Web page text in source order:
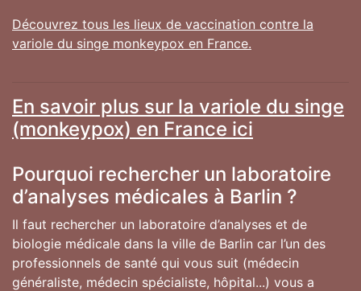
Découvrez tous les lieux de vaccination contre la
variole du singe monkeypox en France.
En savoir plus sur la variole du singe
(monkeypox) en France ici
Pourquoi rechercher un laboratoire
d’analyses médicales à Barlin ?
Il faut rechercher un laboratoire d’analyses et de
biologie médicale dans la ville de Barlin car l’un des
professionnels de santé qui vous suit (médecin
généraliste, médecin spécialiste, hôpital...) vous a